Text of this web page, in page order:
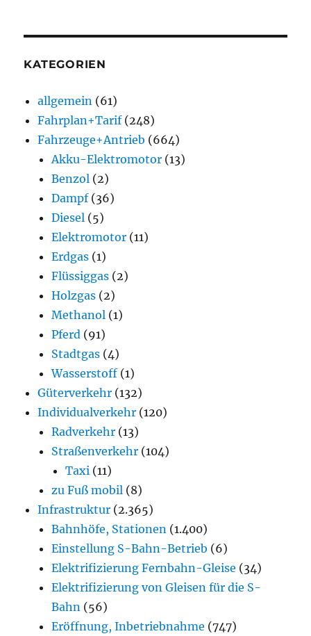
KATEGORIEN
allgemein (61)
Fahrplan+Tarif(248)
Fahrzeuge+Antrieb (664)
Akku-Elektromotor (13)
Benzol (2)
Dampf(36)
Diesel (5)
Elektromotor (11)
Erdgas (1)
Flüssiggas (2)
Holzgas (2)
Methanol (1)
Pferd (91)
Stadtgas (4)
Wasserstoff (1)
Güterverkehr (132)
Individualverkehr (120)
Radverkehr (13)
Straßenverkehr (104)
Taxi (11)
zu Fuß mobil (8)
Infrastruktur (2.365)
Bahnhöfe, Stationen (1.400)
Einstellung S-Bahn-Betrieb (6)
Elektrifizierung Fernbahn-Gleise (34)
Elektrifizierung von Gleisen für die S-
Bahn (56)
Eröffnung, Inbetriebnahme (747)